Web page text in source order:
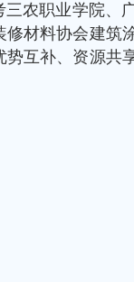
三农职业学院、
材料协会建筑
势互补、资源共